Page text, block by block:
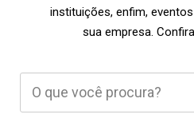
instituições, enfim,
sua empresa.